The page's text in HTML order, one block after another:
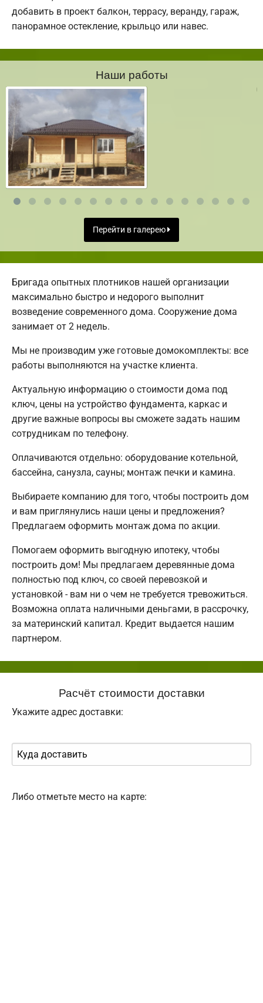
добавить в проект балкон, террасу, веранду, гараж,
панорамное остекление, крыльцо или навес.
Наши работы
Перейти в галерею
Бригада опытных плотников нашей организации
максимально быстро и недорого выполнит
возведение современного дома. Сооружение дома
занимает от 2 недель.
Мы не производим уже готовые домокомплекты: все
работы выполняются на участке клиента.
Актуальную информацию о стоимости дома под
ключ, цены на устройство фундамента, каркас и
другие важные вопросы вы сможете задать нашим
сотрудникам по телефону.
Оплачиваются отдельно: оборудование котельной,
бассейна, санузла, сауны; монтаж печки и камина.
Выбираете компанию для того, чтобы построить дом
и вам приглянулись наши цены и предложения?
Предлагаем оформить монтаж дома по акции.
Помогаем оформить выгодную ипотеку, чтобы
построить дом! Мы предлагаем деревянные дома
полностью под ключ, со своей перевозкой и
установкой - вам ни о чем не требуется тревожиться.
Возможна оплата наличными деньгами, в рассрочку,
за материнский капитал. Кредит выдается нашим
партнером.
Расчёт стоимости доставки
Укажите адрес доставки:
Либо отметьте место на карте: